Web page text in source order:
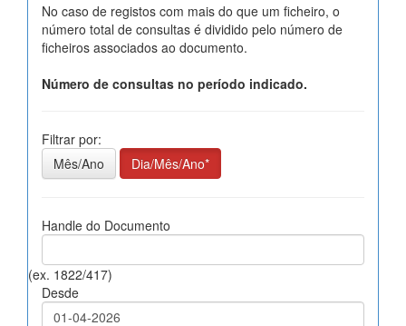
No caso de registos com mais do que um ficheiro, o
número total de consultas é dividido pelo número de
ficheiros associados ao documento.
Número de consultas no período indicado.
Filtrar por:
Mês/Ano
Dia/Mês/Ano*
Handle do Documento
(ex. 1822/417)
Desde